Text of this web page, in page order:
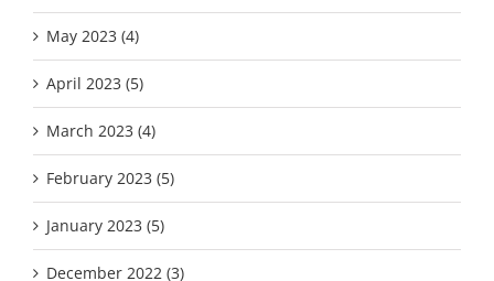
May 2023 (4)
April 2023 (5)
March 2023 (4)
February 2023 (5)
January 2023 (5)
December 2022 (3)